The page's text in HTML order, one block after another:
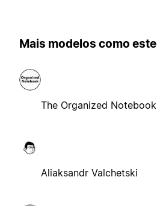
Mais modelos como este
The Organized Notebook
Aliaksandr Valchetski